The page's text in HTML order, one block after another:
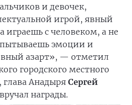
и девочек,
игрой, явный
играешь с человеком, а не
эмоции и
азарт», — отметил
городского местного
Анадыря Сергей
награды.